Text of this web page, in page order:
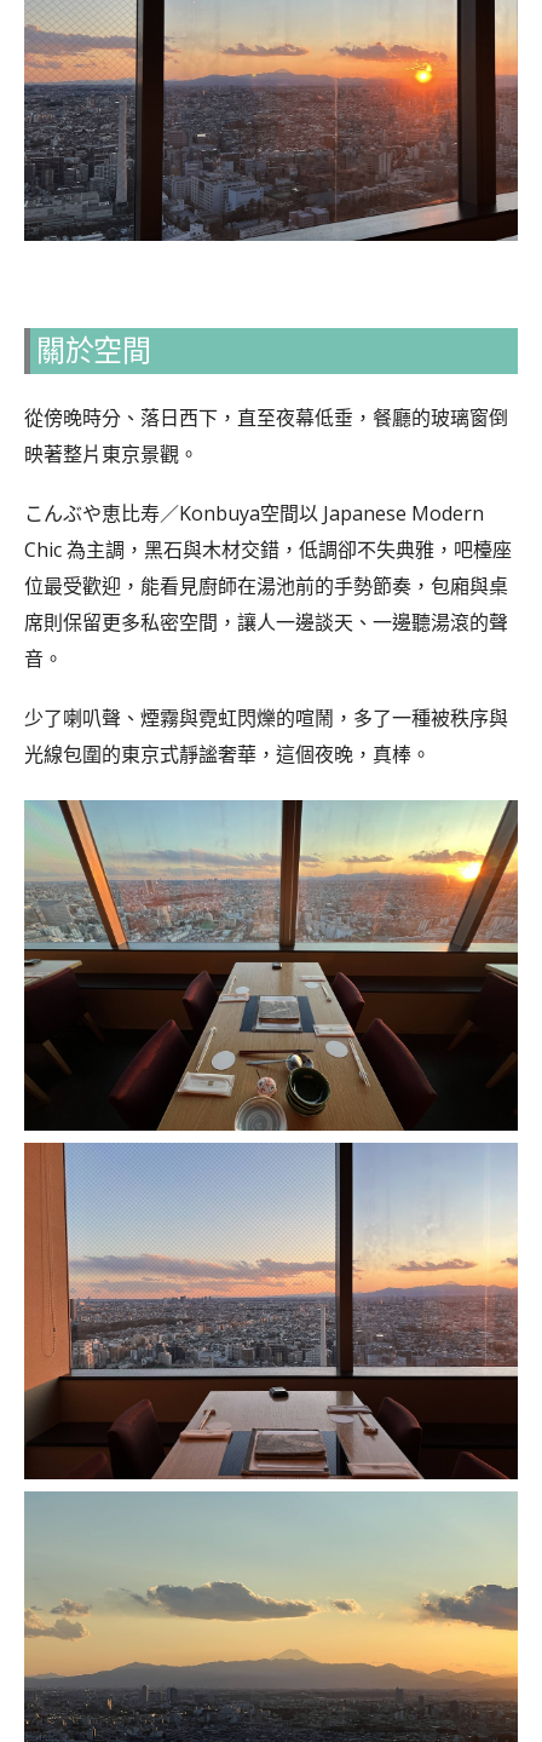
關於空間
從傍晚時分、落日西下，直至夜幕低垂，餐廳的玻璃窗倒
映著整片東京景觀。
こんぶや恵比寿／Konbuya空間以 Japanese Modern
Chic 為主調，黑石與木材交錯，低調卻不失典雅，吧檯座
位最受歡迎，能看見廚師在湯池前的手勢節奏，包廂與桌
席則保留更多私密空間，讓人一邊談天、一邊聽湯滾的聲
音。
少了喇叭聲、煙霧與霓虹閃爍的喧鬧，多了一種被秩序與
光線包圍的東京式靜謐奢華，這個夜晚，真棒。